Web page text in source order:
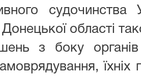
області
з боку органів